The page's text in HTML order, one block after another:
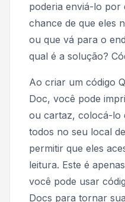
poderia enviá-lo por
chance de que eles
ou que vá para o
qual é a solução?
Ao criar um código
Doc, você pode
ou cartaz, colocá-lo
todos no seu local
permitir que eles
leitura. Este é
você pode usar
Docs para tornar